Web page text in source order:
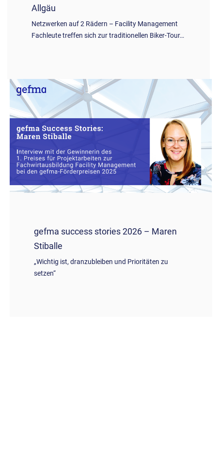
Allgäu
Netzwerken auf 2 Rädern – Facility Management
Fachleute treffen sich zur traditionellen Biker-Tour…
gefma success stories 2026 – Maren
Stiballe
„Wichtig ist, dranzubleiben und Prioritäten zu
setzen“